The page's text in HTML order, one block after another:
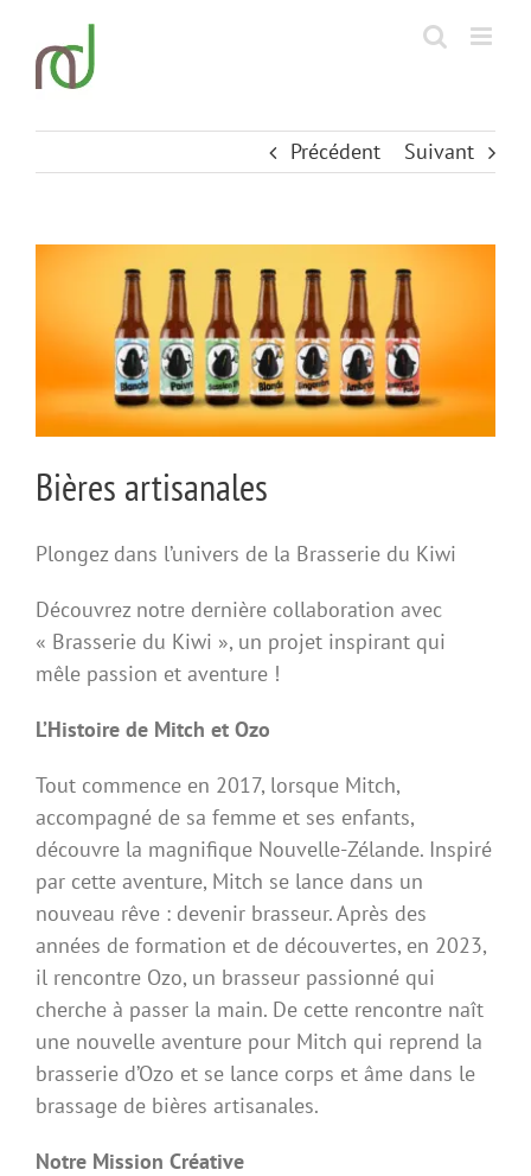
contenu
Précédent Suivant
Bières artisanales
Plongez dans l’univers de la Brasserie du Kiwi
Découvrez notre dernière collaboration avec
« Brasserie du Kiwi », un projet inspirant qui
mêle passion et aventure !
L’Histoire de Mitch et Ozo
Tout commence en 2017, lorsque Mitch,
accompagné de sa femme et ses enfants,
découvre la magnifique Nouvelle-Zélande. Inspiré
par cette aventure, Mitch se lance dans un
nouveau rêve : devenir brasseur. Après des
années de formation et de découvertes, en 2023,
il rencontre Ozo, un brasseur passionné qui
cherche à passer la main. De cette rencontre naît
une nouvelle aventure pour Mitch qui reprend la
brasserie d’Ozo et se lance corps et âme dans le
brassage de bières artisanales.
Notre Mission Créative